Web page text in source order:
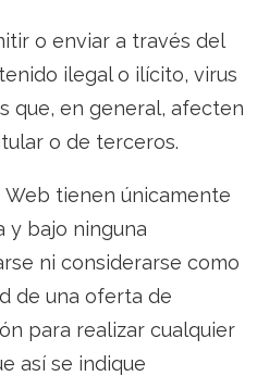
o enviar a través del
ilegal o ilícito, virus
que, en general, afecten
o de terceros.
tienen únicamente
y bajo ninguna
ni considerarse como
de una oferta de
para realizar cualquier
así se indique